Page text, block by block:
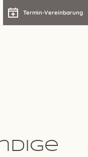
Termin-Vereinbarung